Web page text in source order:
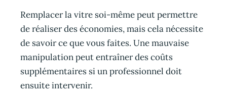
Remplacer la vitre soi-même peut permettre
de réaliser des économies, mais cela nécessite
de savoir ce que vous faites. Une mauvaise
manipulation peut entraîner des coûts
supplémentaires si un professionnel doit
ensuite intervenir.